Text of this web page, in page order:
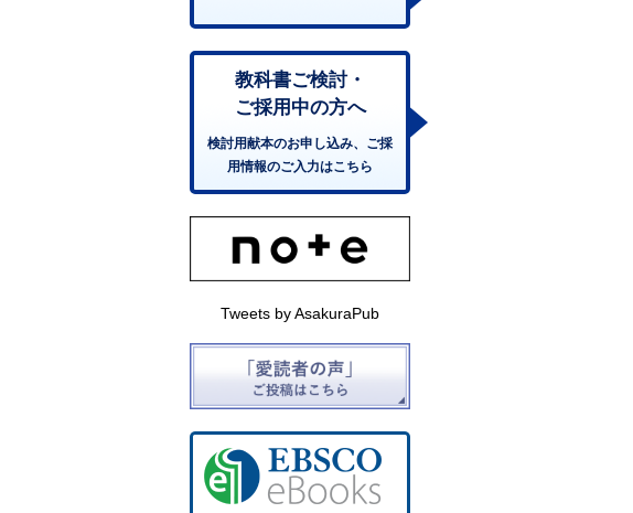
教科書ご検討・
ご採用中の方へ
検討用献本のお申し込み、ご採
用情報のご入力はこちら
Tweets by AsakuraPub